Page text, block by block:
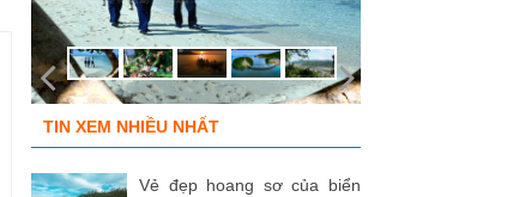
TIN XEM NHIỀU NHẤT
Vẻ đẹp hoang sơ của biển